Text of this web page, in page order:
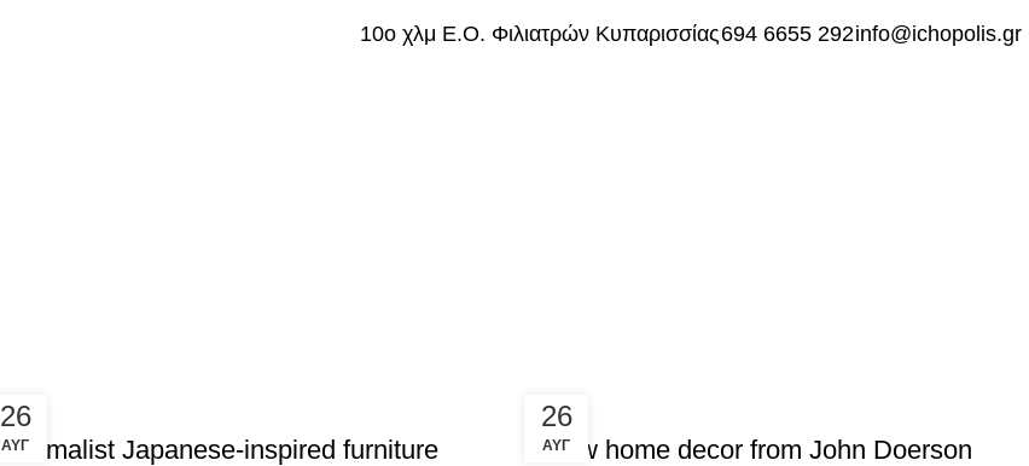
10ο χλμ Ε.Ο. Φιλιατρών Κυπαρισσίας694 6655 292info@ichopolis.gr
26
ΑΥΓ
Minimalist Japanese-inspired furniture
26
ΑΥΓ
New home decor from John Doerson